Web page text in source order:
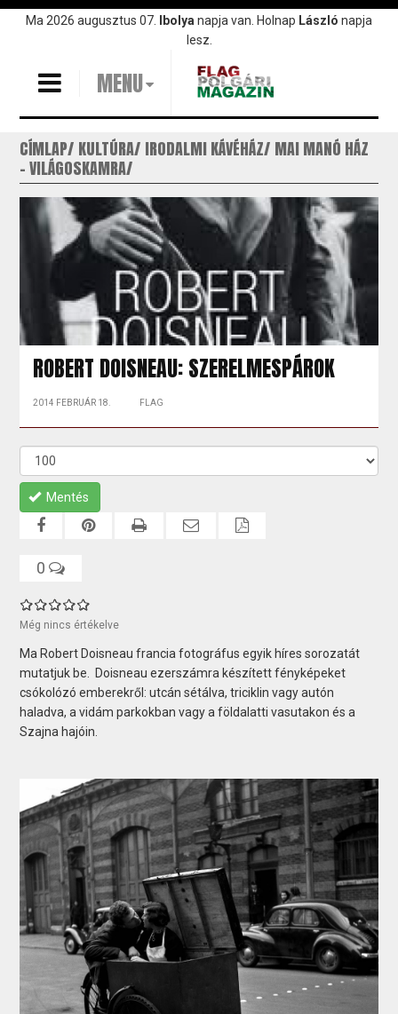
UgrásMa 2026 augusztus 07. Ibolya napja van. Holnap László napja
lesz.
MENU
CÍMLAP KULTÚRA IRODALMI KÁVÉHÁZ MAI MANÓ HÁZ
- VILÁGOSKAMRA
ROBERT DOISNEAU: SZERELMESPÁROK
2014 FEBRUÁR 18. FLAG
Mentés
0
Még nincs értékelve
Ma Robert Doisneau francia fotográfus egyik híres sorozatát
mutatjuk be. Doisneau ezerszámra készített fényképeket
csókolózó emberekről: utcán sétálva, triciklin vagy autón
haladva, a vidám parkokban vagy a földalatti vasutakon és a
Szajna hajóin.